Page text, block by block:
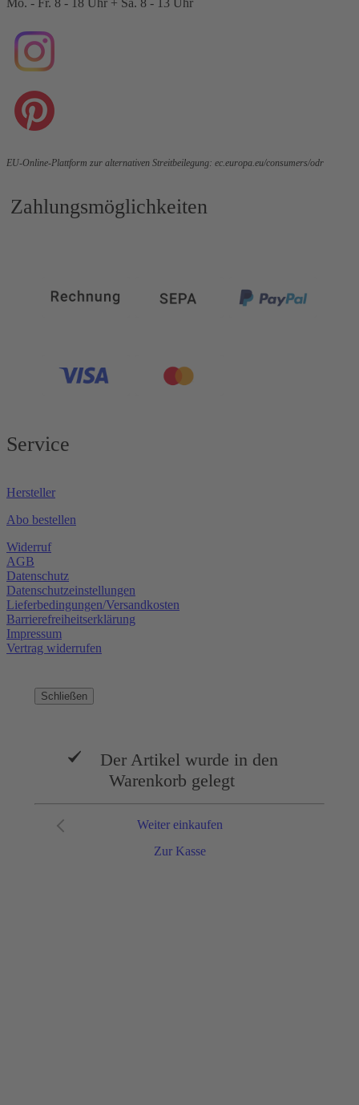
Mo. - Fr. 8 - 18 Uhr + Sa. 8 - 13 Uhr
EU-Online-Plattform zur alternativen Streitbeilegung: ec.europa.eu/consumers/odr
Zahlungsmöglichkeiten
Service
Hersteller
Abo bestellen
Widerruf
AGB
Datenschutz
Datenschutzeinstellungen
Lieferbedingungen/Versandkosten
Barrierefreiheitserklärung
Impressum
Vertrag widerrufen
Schließen
Der Artikel wurde in den
Warenkorb gelegt
Zur Kasse
Weiter einkaufen